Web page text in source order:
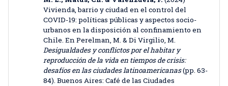
Vivienda, barrio y ciudad en el control del
COVID-19: políticas públicas y aspectos socio-
urbanos en la disposición al confinamiento en
Chile. En Perelman, M. & Di Virgilio, M.
Desigualdades y conflictos por el habitar y
reproducción de la vida en tiempos de crisis:
desafíos en las ciudades latinoamericanas(pp. 63-
84). Buenos Aires: Café de las Ciudades